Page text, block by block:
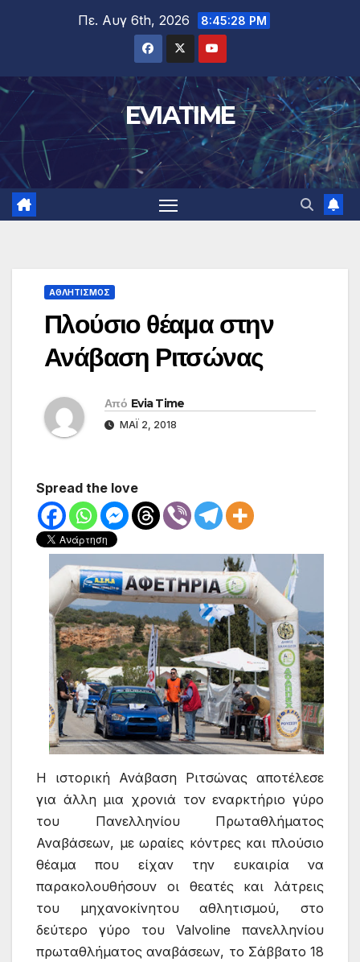
Πε. Αυγ 6th, 2026 8:45:29 PM
EVIATIME
ΑΘΛΗΤΙΣΜΟΣ
Πλούσιο θέαμα στην
Ανάβαση Ριτσώνας
Από Evia Time
ΜΆΙ 2, 2018
Spread the love
Η ιστορική Ανάβαση Ριτσώνας αποτέλεσε
για άλλη μια χρονιά τον εναρκτήριο γύρο
του Πανελληνίου Πρωταθλήματος
Αναβάσεων, με ωραίες κόντρες και πλούσιο
θέαμα που είχαν την ευκαιρία να
παρακολουθήσουν οι θεατές και λάτρεις
του μηχανοκίνητου αθλητισμού, στο
δεύτερο γύρο του Valvoline πανελληνίου
πρωταθλήματος αναβάσεων, το Σάββατο 18